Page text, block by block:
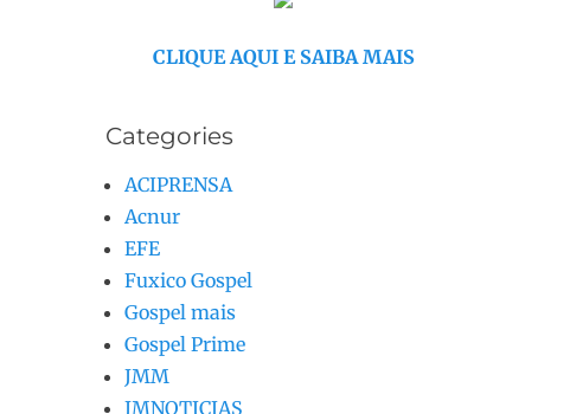
CLIQUE AQUI E SAIBA MAIS
Categories
ACIPRENSA
Acnur
EFE
Fuxico Gospel
Gospel mais
Gospel Prime
JMM
JMNOTICIAS